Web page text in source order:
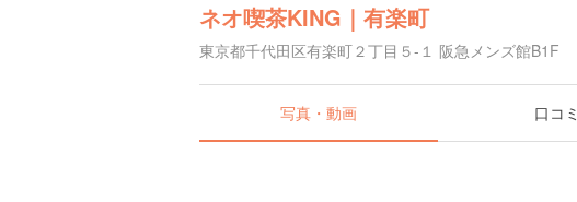
ネオ喫茶KING｜有楽町
東京都千代田区有楽町２丁目５-１ 阪急メンズ館B1F
写真・動画 口コミ